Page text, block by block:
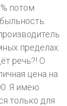
потом
пределах.
речь?! О
цена на
Я имею
только для